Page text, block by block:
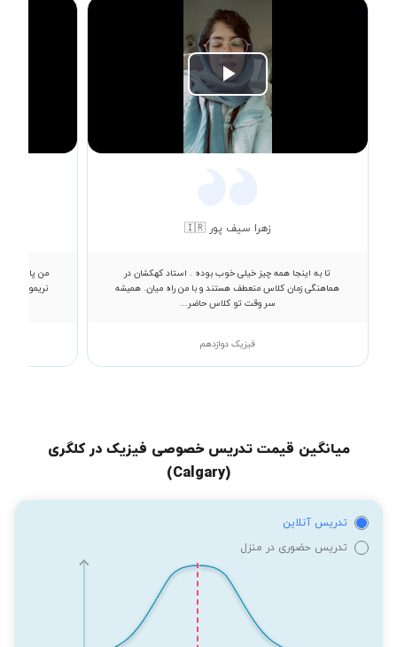
Play
Video
زهرا سیف پور 🇮🇷
تا به اینجا همه چیز خیلی خوب بوده . استاد کهکشان در
هماهنگی زمان کلاس منعطف هستند و با من راه میان. همیشه
سر وقت تو کلاس حاضر...
فیزیک دوازدهم
میانگین قیمت تدریس خصوصی فیزیک در کلگری
(Calgary)
تدریس آنلاین
تدریس حضوری در منزل